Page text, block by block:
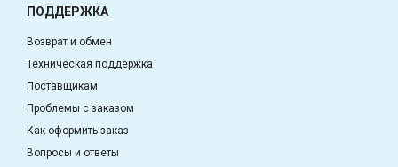
ПОДДЕРЖКА
Возврат и обмен
Техническая поддержка
Поставщикам
Проблемы с заказом
Как оформить заказ
Вопросы и ответы